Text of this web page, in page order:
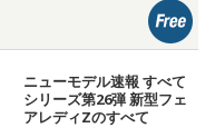
ニューモデル速報 すべて
シリーズ第26弾 新型フェ
アレディZのすべて